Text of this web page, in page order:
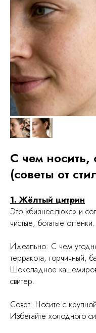
С чем носить,
(советы от
1. Жёлтый цитрин
Это «бизнес-люкс» и
чистые, богатые оттенки.
Идеально: С чем
терракота, горчичный,
Шоколадное
свитер.
Совет: Носите с
Избегайте холодного